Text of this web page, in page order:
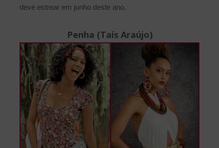
deve estrear em junho deste ano.
Penha (Taís Araújo)